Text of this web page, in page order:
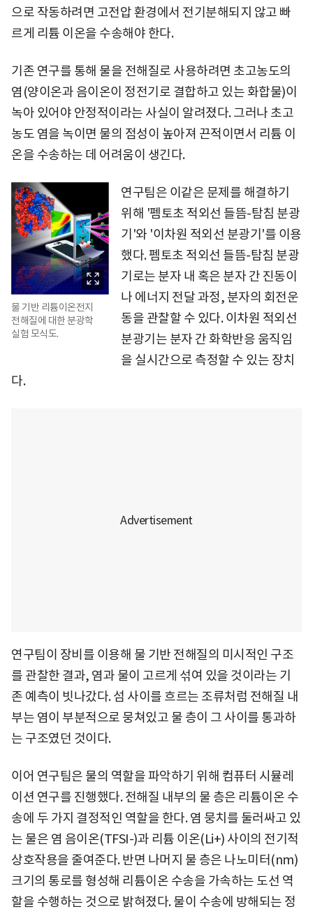
으로 작동하려면 고전압 환경에서 전기분해되지 않고 빠
르게 리튬 이온을 수송해야 한다.
기존 연구를 통해 물을 전해질로 사용하려면 초고농도의
염(양이온과 음이온이 정전기로 결합하고 있는 화합물)이
녹아 있어야 안정적이라는 사실이 알려졌다. 그러나 초고
농도 염을 녹이면 물의 점성이 높아져 끈적이면서 리튬 이
온을 수송하는 데 어려움이 생긴다.
물 기반 리튬이온전지
전해질에 대한 분광학
실험 모식도.
연구팀은 이같은 문제를 해결하기
위해 '펨토초 적외선 들뜸-탐침 분광
기'와 '이차원 적외선 분광기'를 이용
했다. 펨토초 적외선 들뜸-탐침 분광
기로는 분자 내 혹은 분자 간 진동이
나 에너지 전달 과정, 분자의 회전운
동을 관찰할 수 있다. 이차원 적외선
분광기는 분자 간 화학반응 움직임
을 실시간으로 측정할 수 있는 장치
다.
연구팀이 장비를 이용해 물 기반 전해질의 미시적인 구조
를 관찰한 결과, 염과 물이 고르게 섞여 있을 것이라는 기
존 예측이 빗나갔다. 섬 사이를 흐르는 조류처럼 전해질 내
부는 염이 부분적으로 뭉쳐있고 물 층이 그 사이를 통과하
는 구조였던 것이다.
이어 연구팀은 물의 역할을 파악하기 위해 컴퓨터 시뮬레
이션 연구를 진행했다. 전해질 내부의 물 층은 리튬이온 수
송에 두 가지 결정적인 역할을 한다. 염 뭉치를 둘러싸고 있
는 물은 염 음이온(TFSI-)과 리튬 이온(Li+) 사이의 전기적
상호작용을 줄여준다. 반면 나머지 물 층은 나노미터(nm)
크기의 통로를 형성해 리튬이온 수송을 가속하는 도선 역
할을 수행하는 것으로 밝혀졌다. 물이 수송에 방해되는 정